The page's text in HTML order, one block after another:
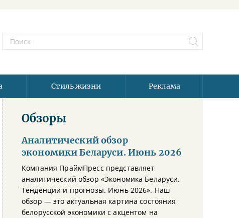
Стиль жизни Реклама
Обзоры
Аналитический обзор
экономики Беларуси. Июнь 2026
Компания ПраймПресс представляет
аналитический обзор «Экономика Беларуси.
Тенденции и прогнозы. Июнь 2026». Наш
обзор — это актуальная картина состояния
белорусской экономики с акцентом на